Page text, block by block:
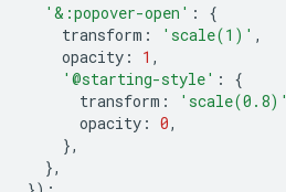
'&:popover-open' :
{
transform : 'scale(1)' ,
opacity : 1 ,
'@starting-style' :
{
transform : 'scale(0.8)'
opacity : 0,
},
},